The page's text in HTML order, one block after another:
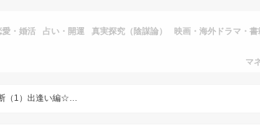
愛・婚活 占い・開運 真実探究（陰謀論） 映画・海外ドラマ・
マ